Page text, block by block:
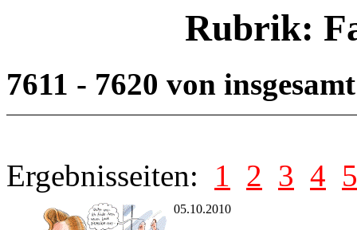
Rubrik:
7611 - 7620 von
Ergebnisseiten: 1 2 3 4 5
05.10.2010